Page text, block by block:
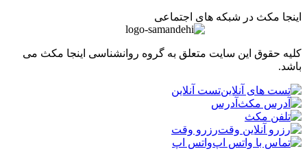
مکث در شبکه های اجتماعی
حقوق این سایت متعلق به گروه روانشناسی اینجا مکث می
تست آنلاین
آدرس
رزرو وقت
واتس اپ